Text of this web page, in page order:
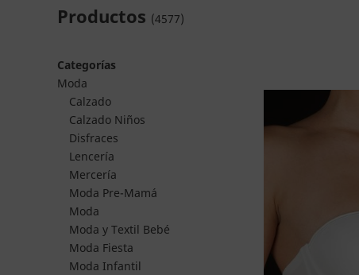
Productos (4577)
Categorías
Moda
Calzado
Calzado Niños
Disfraces
Lencería
Mercería
Moda Pre-Mamá
Moda
Moda y Textil Bebé
Moda Fiesta
Moda Infantil